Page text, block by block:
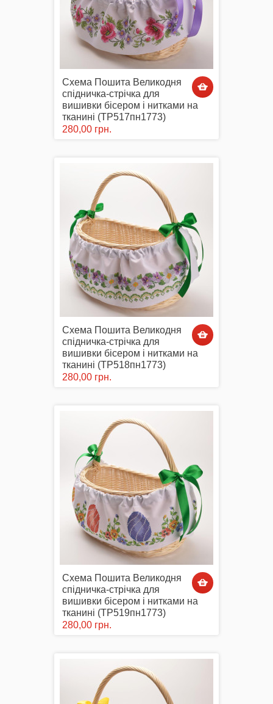
Схема Пошита Великодня
спідничка-стрічка для
вишивки бісером і нитками на
тканині (ТР517пн1773)
280,00 грн.
Схема Пошита Великодня
спідничка-стрічка для
вишивки бісером і нитками на
тканині (ТР518пн1773)
280,00 грн.
Схема Пошита Великодня
спідничка-стрічка для
вишивки бісером і нитками на
тканині (ТР519пн1773)
280,00 грн.